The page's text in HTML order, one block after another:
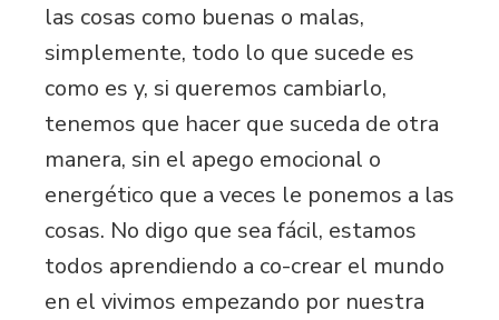
las cosas como buenas o malas,
simplemente, todo lo que sucede es
como es y, si queremos cambiarlo,
tenemos que hacer que suceda de otra
manera, sin el apego emocional o
energético que a veces le ponemos a las
cosas. No digo que sea fácil, estamos
todos aprendiendo a co-crear el mundo
en el vivimos empezando por nuestra